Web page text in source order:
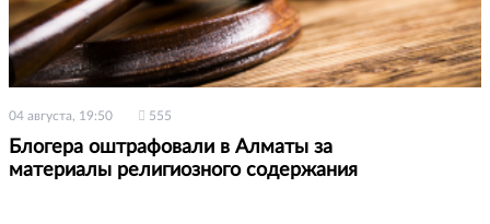
04 августа, 19:50 555
Блогера оштрафовали в Алматы за
материалы религиозного содержания